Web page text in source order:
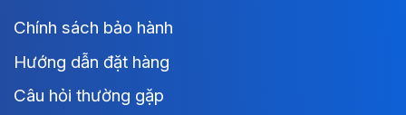
Chính sách bảo hành
Hướng dẫn đặt hàng
Câu hỏi thường gặp